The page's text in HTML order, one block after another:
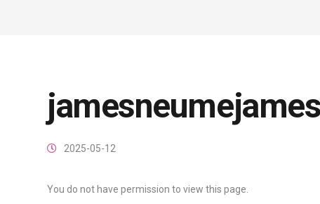
2025-05-12
You do not have permission to view this page.